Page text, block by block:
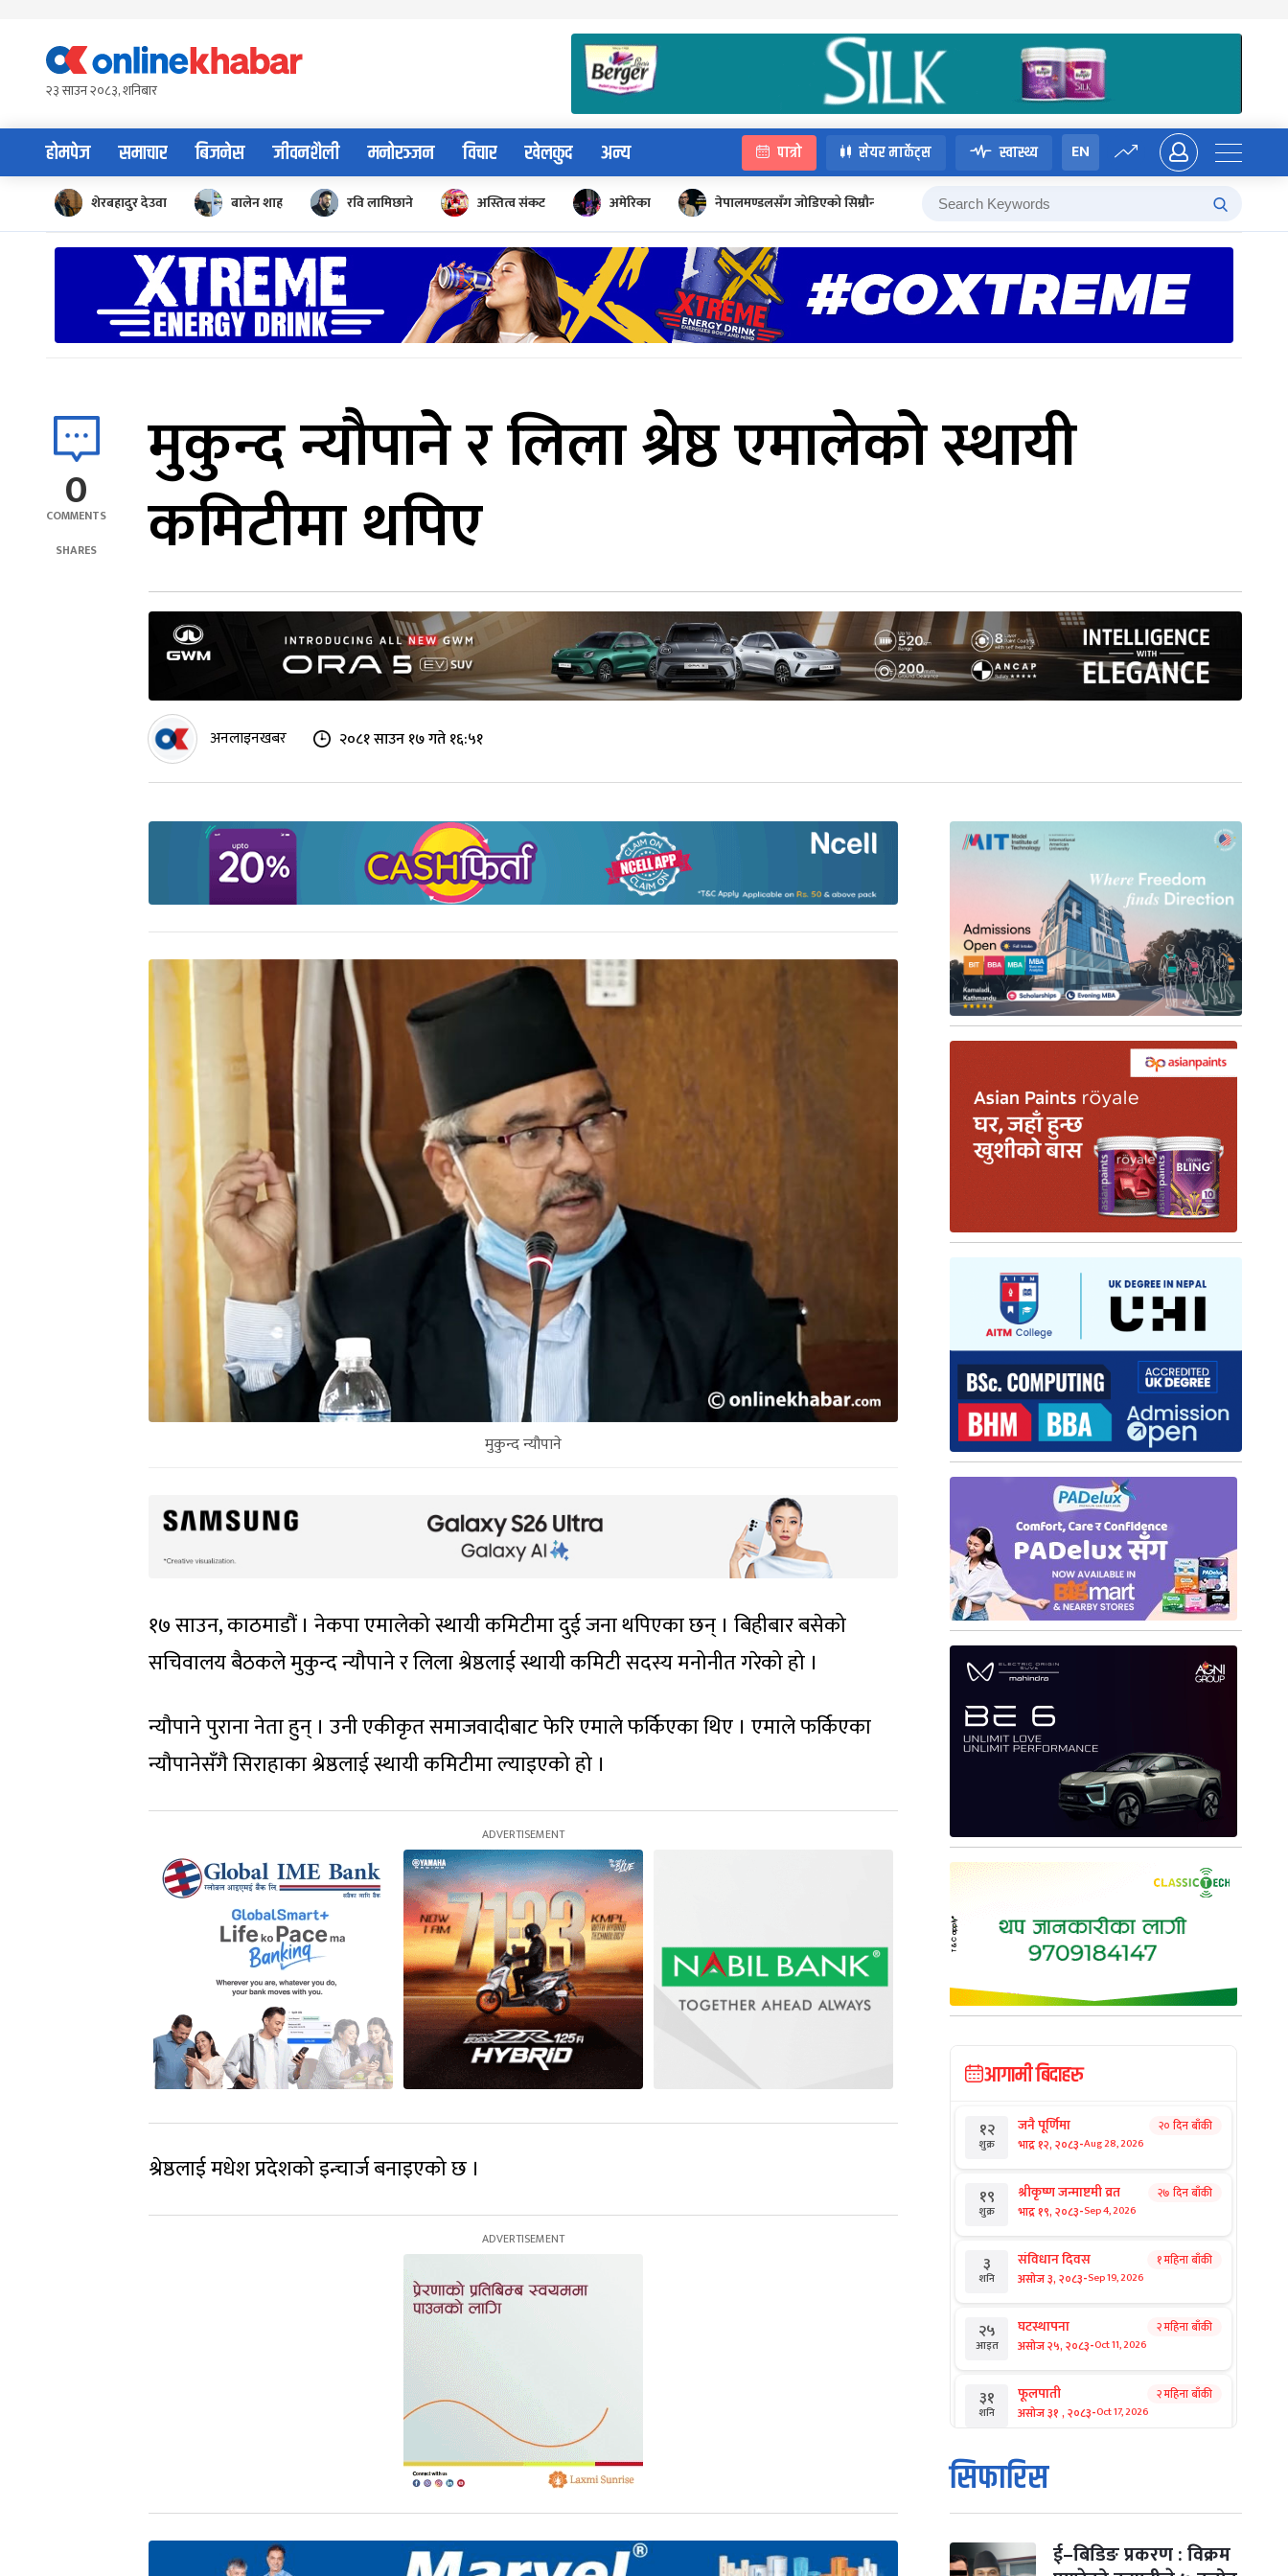
content२३ साउन २०८३, शनिबार
होमपेज समाचार बिजनेस जीवनशैली मनोरञ्जन विचार खेलकुद अन्य पात्रो सेयर मार्केट्स स्वास्थ्य EN
शेरबहादुर देउवा बालेन शाह रवि लामिछाने अस्तित्व संकट अमेरिका नेपालमण्डलसँग जोडिएको सिम्रौनगढको इतिहास
0
COMMENTS
SHARES
मुकुन्द न्यौपाने र लिला श्रेष्ठ एमालेको स्थायी
कमिटीमा थपिए
अनलाइनखबर २०८१ साउन १७ गते १६:५१
मुकुन्द न्यौपाने
१७ साउन, काठमाडौं । नेकपा एमालेको स्थायी कमिटीमा दुई जना थपिएका छन् । बिहीबार बसेको
सचिवालय बैठकले मुकुन्द न्यौपाने र लिला श्रेष्ठलाई स्थायी कमिटी सदस्य मनोनीत गरेको हो ।
न्यौपाने पुराना नेता हुन् । उनी एकीकृत समाजवादीबाट फेरि एमाले फर्किएका थिए । एमाले फर्किएका
न्यौपानेसँगै सिराहाका श्रेष्ठलाई स्थायी कमिटीमा ल्याइएको हो ।
श्रेष्ठलाई मधेश प्रदेशको इन्चार्ज बनाइएको छ ।
आगामी बिदाहरु
१२
शुक्र
जनै पूर्णिमा
भाद्र १२, २०८३-Aug 28, 2026
२० दिन बाँकी
१९
शुक्र
श्रीकृष्ण जन्माष्टमी व्रत
भाद्र १९, २०८३-Sep 4, 2026
२७ दिन बाँकी
३
शनि
संविधान दिवस
असोज ३, २०८३-Sep 19, 2026
१ महिना बाँकी
२५
आइत
घटस्थापना
असोज २५, २०८३-Oct 11, 2026
२ महिना बाँकी
३१
शनि
फूलपाती
असोज ३१ , २०८३-Oct 17, 2026
२ महिना बाँकी
१
आइत
कार्तिक सङ्क्रान्ति
कार्तिक १, २०८३
मंगल कार्तिक ३, २०८३-Oct 20, 2026
सिफारिस
ई–बिडिङ प्रकरण : विक्रम